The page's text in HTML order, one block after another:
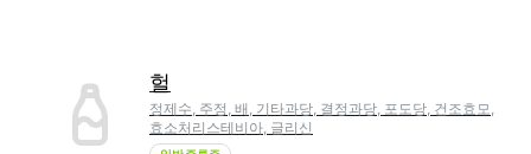
헐
정제수, 주정, 배, 기타과당, 결정과당, 포도당, 건조효모,
효소처리스테비아, 글리신